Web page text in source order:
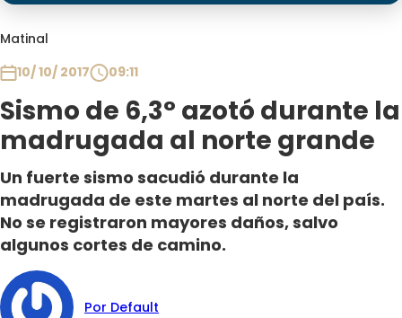
Matinal
10/ 10/ 2017
09:11
Sismo de 6,3° azotó durante la
madrugada al norte grande
Un fuerte sismo sacudió durante la
madrugada de este martes al norte del país.
No se registraron mayores daños, salvo
algunos cortes de camino.
Por Default
Contigo en Directo
Plan Perfecto
Sabingo
Todos Los Programas